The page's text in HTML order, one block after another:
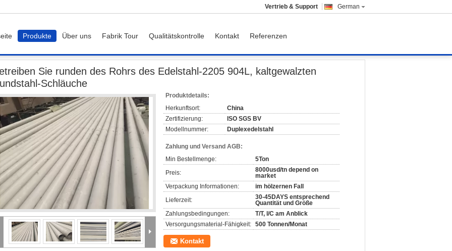
German
Vertrieb & Support
Produkte Über uns Fabrik Tour Qualitätskontrolle Kontakt Referenzen
Sie runden des Rohrs des Edelstahl-2205 904L, kaltgewalzten
Schläuche
Produktdetails:
Herkunftsort:
China
Zertifizierung:
ISO SGS BV
Modellnummer:
Duplexedelstahl
Zahlung und Versand AGB:
Min Bestellmenge:
5Ton
Preis:
8000usd/tn depend on
market
Verpackung Informationen:
im hölzernen Fall
Lieferzeit:
30-45DAYS entsprechend
Quantität und Größe
Zahlungsbedingungen:
T/T, l/C am Anblick
Versorgungsmaterial-Fähigkeit: 500 Tonnen/Monat
Kontakt